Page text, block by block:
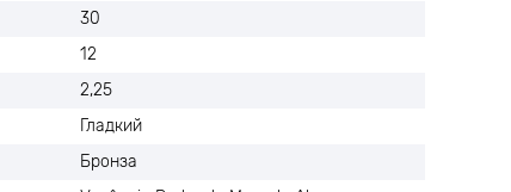
30
12
2,25
Гладкий
Бронза